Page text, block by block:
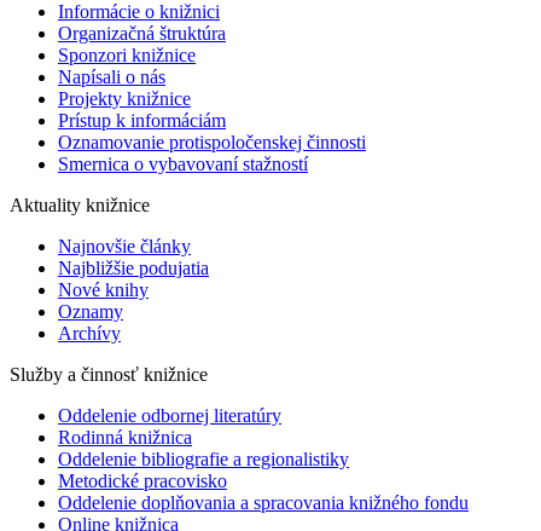
Informácie o knižnici
Organizačná štruktúra
Sponzori knižnice
Napísali o nás
Projekty knižnice
Prístup k informáciám
Oznamovanie protispoločenskej činnosti
Smernica o vybavovaní stažností
Aktuality knižnice
Najnovšie články
Najbližšie podujatia
Nové knihy
Oznamy
Archívy
Služby a činnosť knižnice
Oddelenie odbornej literatúry
Rodinná knižnica
Oddelenie bibliografie a regionalistiky
Metodické pracovisko
Oddelenie doplňovania a spracovania knižného fondu
Online knižnica